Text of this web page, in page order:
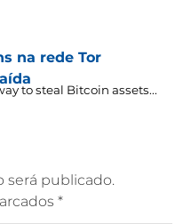
na rede Tor
to steal Bitcoin assets...
será publicado.
*